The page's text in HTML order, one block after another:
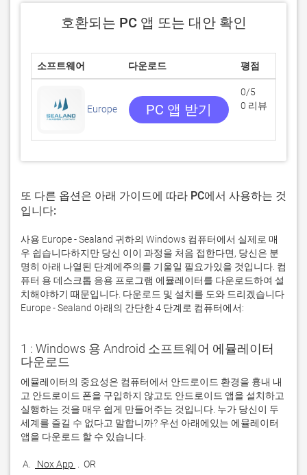
호환되는 PC 앱 또는 대안 확인
소프트웨어 다운로드 평점
Europe PC 앱 받기
0/5
0 리뷰
또 다른 옵션은 아래 가이드에 따라 PC에서 사용하는 것
입니다:
사용 Europe - Sealand 귀하의 Windows 컴퓨터에서 실제로 매
우 쉽습니다하지만 당신 이이 과정을 처음 접한다면, 당신은 분
명히 아래 나열된 단계에주의를 기울일 필요가있을 것입니다. 컴
퓨터 용 데스크톱 응용 프로그램 에뮬레이터를 다운로드하여 설
치해야하기 때문입니다. 다운로드 및 설치를 도와 드리겠습니다
Europe - Sealand 아래의 간단한 4 단계로 컴퓨터에서:
1 : Windows 용 Android 소프트웨어 에뮬레이터
다운로드
에뮬레이터의 중요성은 컴퓨터에서 안드로이드 환경을 흉내 내
고 안드로이드 폰을 구입하지 않고도 안드로이드 앱을 설치하고
실행하는 것을 매우 쉽게 만들어주는 것입니다. 누가 당신이 두
세계를 즐길 수 없다고 말합니까? 우선 아래에있는 에뮬레이터
A. Nox App